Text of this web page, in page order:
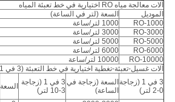
آلات معالجة مياه RO اختيارية في خط تعبئة المياه
الموديل
السعة (لتر في الساعة)
RO-1000
1000 لتر/ساعة
RO-3000
3000 لتر/ساعة
RO-5000
5000 لتر/ساعة
RO-6000
6000 لتر/ساعة
RO-10000
10000 لتر/ساعة
آلات غسيل-تعبئة-تغطية اختيارية في خط التعبئة (3 في 1 ونوع خطي)
3 في 1 (زجاجة
0-2 لتر)
السعة (زجاجة في
الساعة)
3 في 1 (زجاجة
3-10 لتر)
السعة